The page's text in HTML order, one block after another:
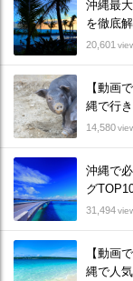
沖縄最
を徹底解
20,601
【動画
縄で行
14,580
沖縄で
グ
31,494
【動画
縄で人